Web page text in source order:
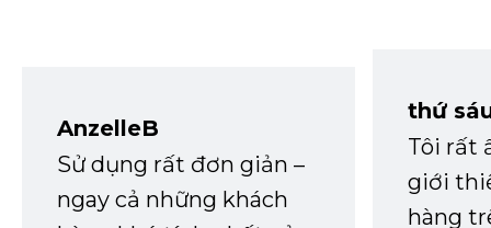
AnzelleB
Sử dụng rất đơn giản –
ngay cả những khách
thứ
Tôi rất
giới
hàng